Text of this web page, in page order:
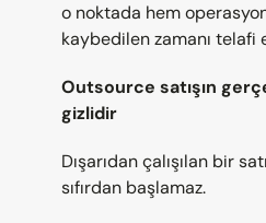
o noktada hem
kaybedilen zamanı telafi
Outsource satışın
gizlidir
Dışarıdan çalışılan bir
sıfırdan başlamaz.